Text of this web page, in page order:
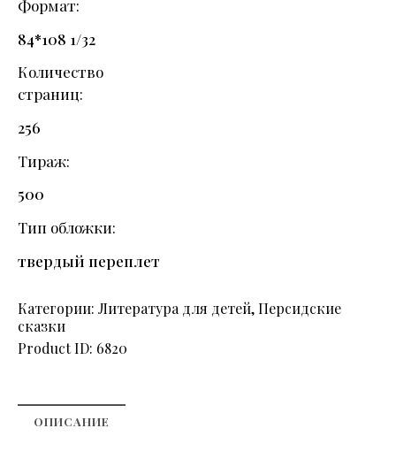
Формат
84*108 1/32
Количество
страниц
256
Тираж
500
Тип обложки
твердый переплет
Категории: Литература для детей,Персидские
сказки
Product ID: 6820
ОПИСАНИЕ